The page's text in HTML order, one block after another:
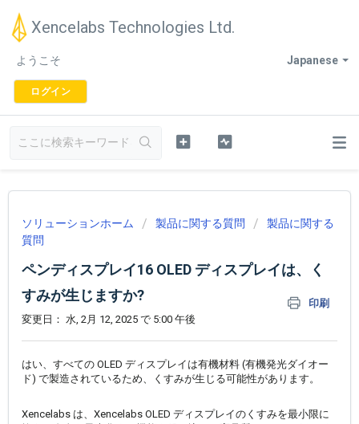
Xencelabs Technologies Ltd.
Japanese
ようこそ
ログイン
ソリューションホーム 製品に関する質問
製品に関する
質問
ペンディスプレイ16 OLED ディスプレイは、く
すみが生じますか?
印刷
変更日： 水, 2月 12, 2025 で 5:00 午後
はい、すべての OLED ディスプレイは有機材料 (有機発光ダイオー
ド) で製造されているため、くすみが生じる可能性があります。
Xencelabs は、Xencelabs OLED ディスプレイのくすみを最小限に